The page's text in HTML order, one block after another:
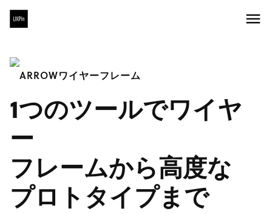
ワイヤーフレーム
1つのツールでワイヤ
ー
フレームから高度な
プロトタイプまで